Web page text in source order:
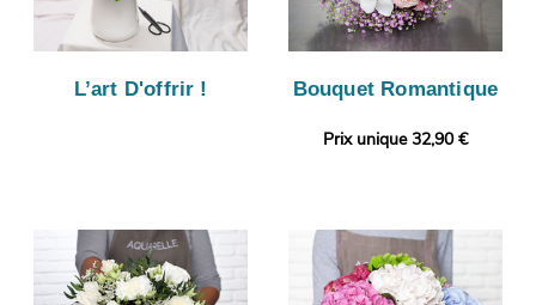
L’art D'offrir ! Bouquet Romantique
Prix unique 32,90 €